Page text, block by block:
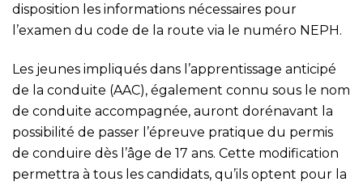
disposition les informations nécessaires pour
l’examen du code de la route via le numéro NEPH.
Les jeunes impliqués dans l’apprentissage anticipé
de la conduite (AAC), également connu sous le nom
de conduite accompagnée, auront dorénavant la
possibilité de passer l’épreuve pratique du permis
de conduire dès l’âge de 17 ans. Cette modification
permettra à tous les candidats, qu’ils optent pour la